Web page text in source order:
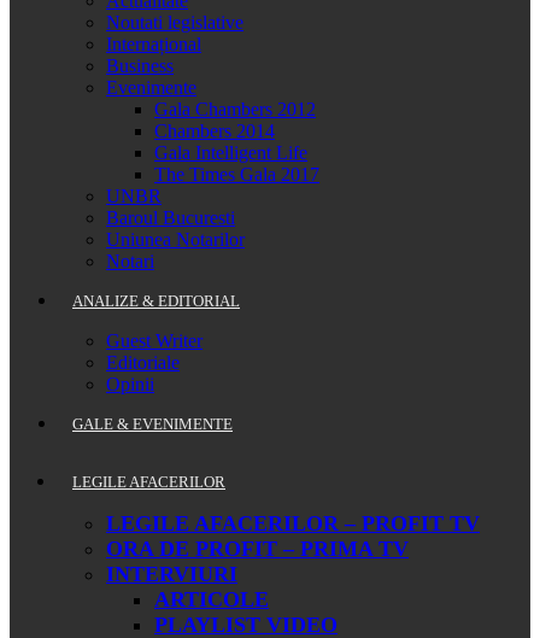
Noutati legislative
Internațional
Business
Evenimente
Gala Chambers 2012
Chambers 2014
Gala Intelligent Life
The Times Gala 2017
UNBR
Baroul Bucuresti
Uniunea Notarilor
Notari
ANALIZE & EDITORIAL
Guest Writer
Editoriale
Opinii
GALE & EVENIMENTE
LEGILE AFACERILOR
LEGILE AFACERILOR – PROFIT TV
ORA DE PROFIT – PRIMA TV
INTERVIURI
ARTICOLE
PLAYLIST VIDEO